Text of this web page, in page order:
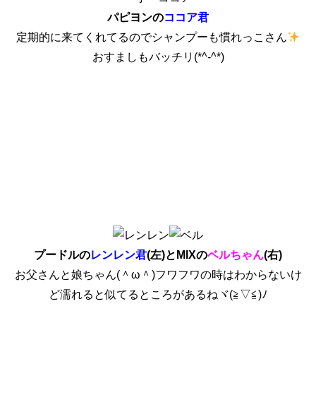
パピヨンのココア君
定期的に来てくれてるのでシャンプーも慣れっこさん
おすましもバッチリ(*^-^*)
プードルのレンレン君(左)とMIXのベルちゃん(右)
お父さんと娘ちゃん(＾ω＾)フワフワの時はわからないけ
ど濡れると似てるところがあるねヾ(≧▽≦)ﾉ